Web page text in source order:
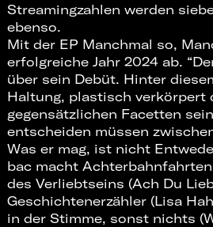
Streamingzahlen werden
ebenso.
Mit der EP Manchmal so,
erfolgreiche Jahr 2024 ab.
über sein Debüt. Hinter
Haltung, plastisch verkörpert
gegensätzlichen Facetten
entscheiden müssen
Was er mag, ist nicht
bac macht
des Verliebtseins (Ach Du
Geschichtenerzähler (Lisa
in der Stimme, sonst nichts